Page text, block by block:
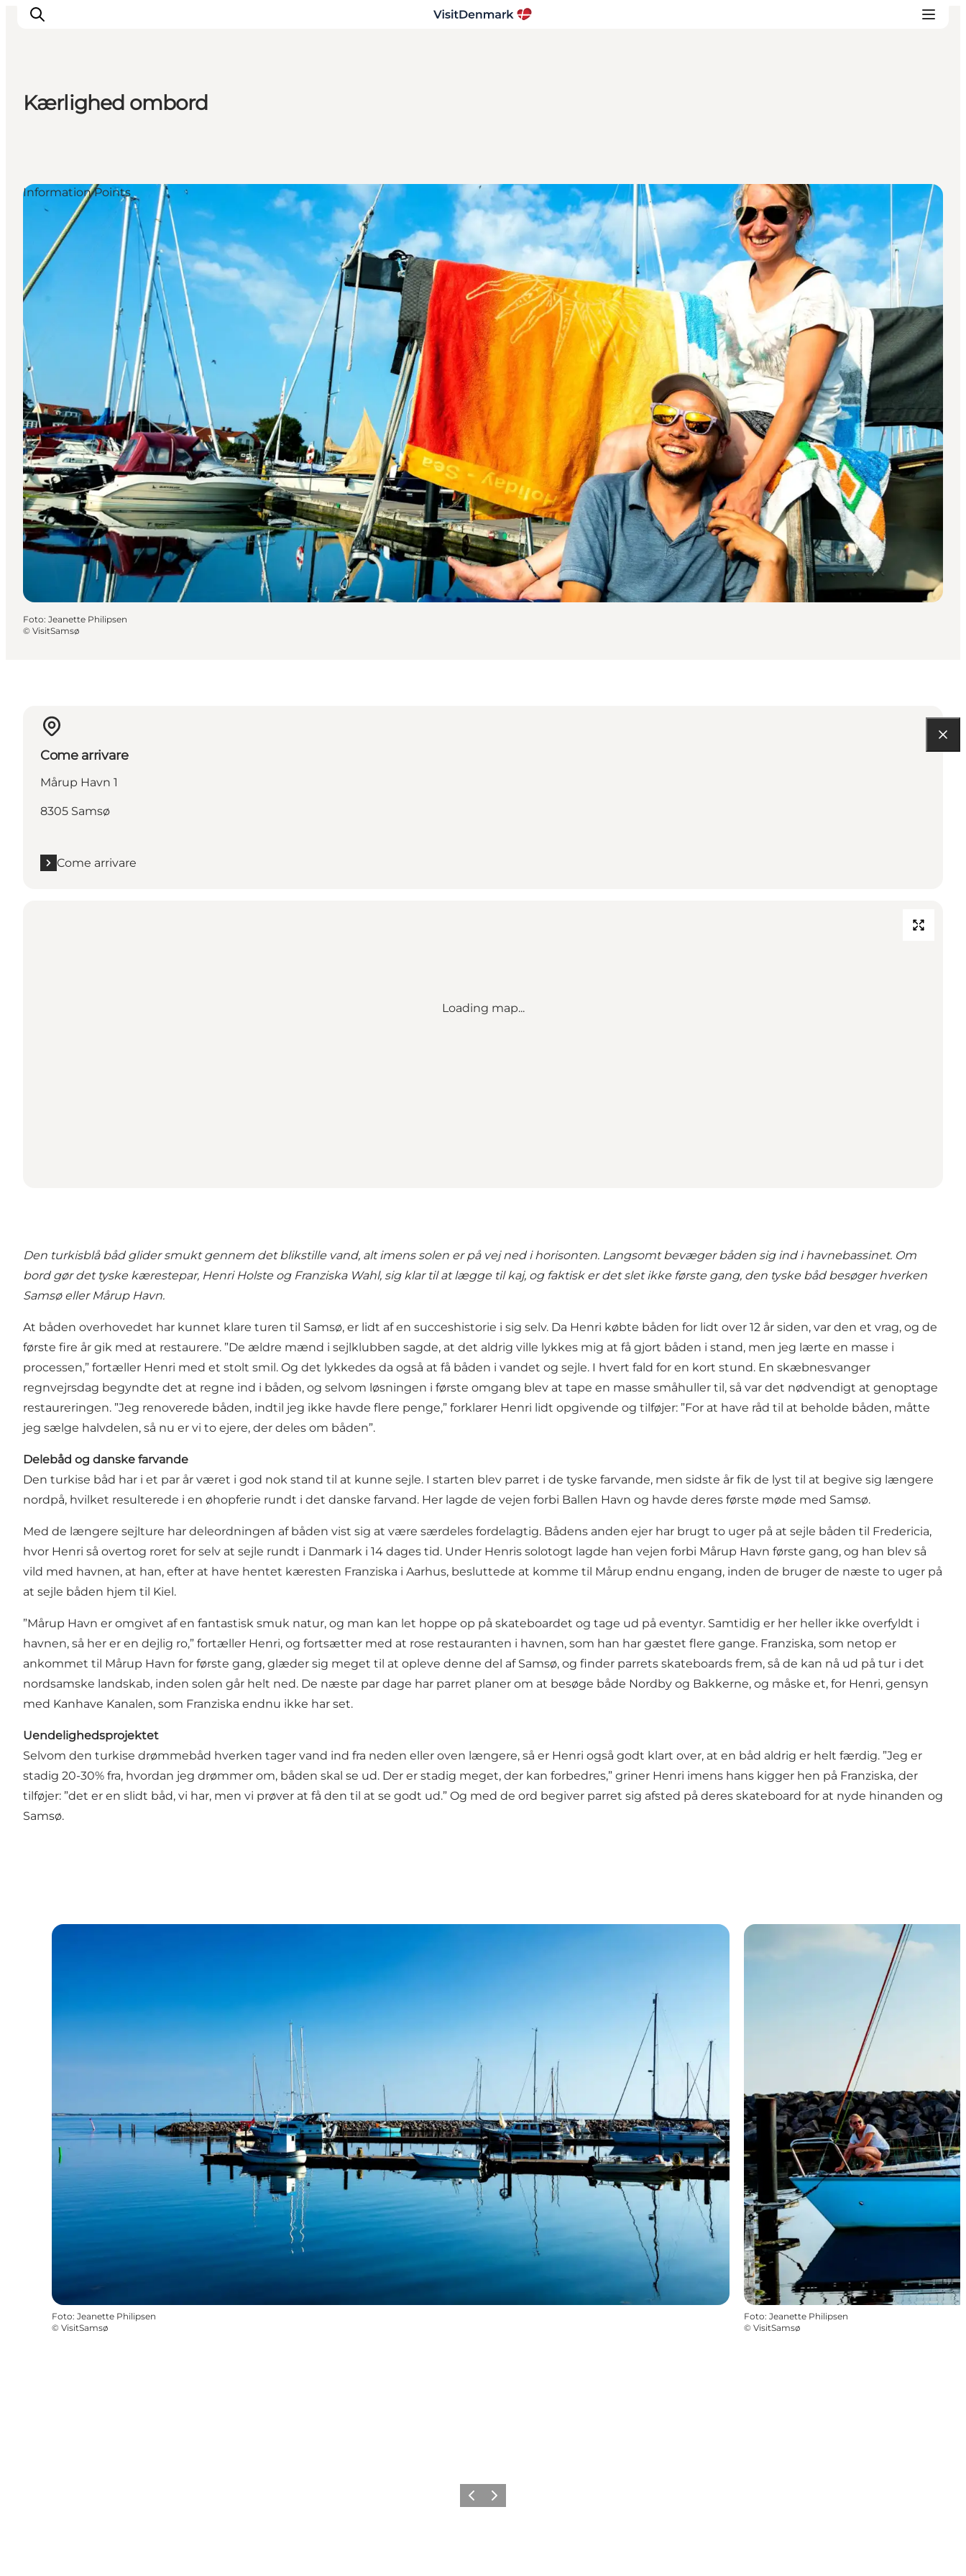
Dove dormire
Pianifica il viaggio
Kærlighed ombord
Information Points
Foto: Jeanette Philipsen
© VisitSamsø
Come arrivare
Mårup Havn 1
8305 Samsø
Come arrivare
Loading map...
Den turkisblå båd glider smukt gennem det blikstille vand, alt imens solen er på vej ned i horisonten. Langsomt bevæger båden sig ind i havnebassinet. Om
bord gør det tyske kærestepar, Henri Holste og Franziska Wahl, sig klar til at lægge til kaj, og faktisk er det slet ikke første gang, den tyske båd besøger hverken
Samsø eller Mårup Havn.
At båden overhovedet har kunnet klare turen til Samsø, er lidt af en succeshistorie i sig selv. Da Henri købte båden for lidt over 12 år siden, var den et vrag, og de
første fire år gik med at restaurere. ”De ældre mænd i sejlklubben sagde, at det aldrig ville lykkes mig at få gjort båden i stand, men jeg lærte en masse i
processen,” fortæller Henri med et stolt smil. Og det lykkedes da også at få båden i vandet og sejle. I hvert fald for en kort stund. En skæbnesvanger
regnvejrsdag begyndte det at regne ind i båden, og selvom løsningen i første omgang blev at tape en masse småhuller til, så var det nødvendigt at genoptage
restaureringen. ”Jeg renoverede båden, indtil jeg ikke havde flere penge,” forklarer Henri lidt opgivende og tilføjer: ”For at have råd til at beholde båden, måtte
jeg sælge halvdelen, så nu er vi to ejere, der deles om båden”.
Delebåd og danske farvande
Den turkise båd har i et par år været i god nok stand til at kunne sejle. I starten blev parret i de tyske farvande, men sidste år fik de lyst til at begive sig længere
nordpå, hvilket resulterede i en øhopferie rundt i det danske farvand. Her lagde de vejen forbi Ballen Havn og havde deres første møde med Samsø.
Med de længere sejlture har deleordningen af båden vist sig at være særdeles fordelagtig. Bådens anden ejer har brugt to uger på at sejle båden til Fredericia,
hvor Henri så overtog roret for selv at sejle rundt i Danmark i 14 dages tid. Under Henris solotogt lagde han vejen forbi Mårup Havn første gang, og han blev så
vild med havnen, at han, efter at have hentet kæresten Franziska i Aarhus, besluttede at komme til Mårup endnu engang, inden de bruger de næste to uger på
at sejle båden hjem til Kiel.
”Mårup Havn er omgivet af en fantastisk smuk natur, og man kan let hoppe op på skateboardet og tage ud på eventyr. Samtidig er her heller ikke overfyldt i
havnen, så her er en dejlig ro,” fortæller Henri, og fortsætter med at rose restauranten i havnen, som han har gæstet flere gange. Franziska, som netop er
ankommet til Mårup Havn for første gang, glæder sig meget til at opleve denne del af Samsø, og finder parrets skateboards frem, så de kan nå ud på tur i det
nordsamske landskab, inden solen går helt ned. De næste par dage har parret planer om at besøge både Nordby og Bakkerne, og måske et, for Henri, gensyn
med Kanhave Kanalen, som Franziska endnu ikke har set.
Uendelighedsprojektet
Selvom den turkise drømmebåd hverken tager vand ind fra neden eller oven længere, så er Henri også godt klart over, at en båd aldrig er helt færdig. ”Jeg er
stadig 20-30% fra, hvordan jeg drømmer om, båden skal se ud. Der er stadig meget, der kan forbedres,” griner Henri imens hans kigger hen på Franziska, der
tilføjer: ”det er en slidt båd, vi har, men vi prøver at få den til at se godt ud.” Og med de ord begiver parret sig afsted på deres skateboard for at nyde hinanden og
Samsø.
Foto: Jeanette Philipsen
© VisitSamsø
Foto: Jeanette Philipsen
© VisitSamsø
Precedente
Avanti